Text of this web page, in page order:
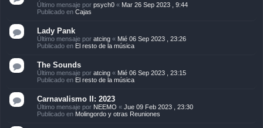
Último mensaje por psych0 « Mar 26 Sep 2023 , 9:44
Publicado en Cajas
Lady Pank
Último mensaje por atcing « Mié 06 Sep 2023 , 23:26
Publicado en El resto de la música
The Sounds
Último mensaje por atcing « Mié 06 Sep 2023 , 23:15
Publicado en El resto de la música
Carnavalismo II: 2023
Último mensaje por NEEMO « Jue 09 Feb 2023 , 23:30
Publicado en Molingordo y otras Reuniones